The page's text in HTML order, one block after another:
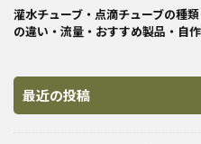
灌水チューブ・点滴チューブの種
の違い・流量・おすすめ製品・自
最近の投稿